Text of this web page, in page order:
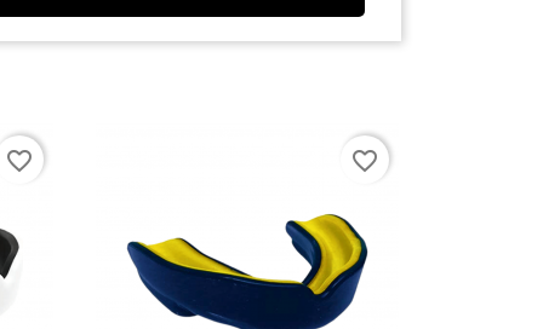
favorite_border favorite_border